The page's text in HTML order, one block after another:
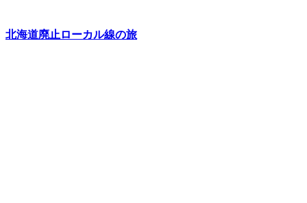
北海道廃止ローカル線の旅